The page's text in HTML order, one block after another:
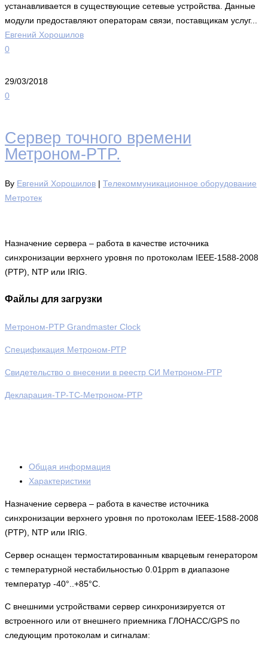
устанавливается в существующие сетевые устройства. Данные
модули предоставляют операторам связи, поставщикам услуг...
Евгений Хорошилов
0
29/03/2018
0
Сервер точного времени
Метроном-PTP.
By Евгений Хорошилов | Телекоммуникационное оборудование
Метротек
Назначение сервера – работа в качестве источника
синхронизации верхнего уровня по протоколам IEEE-1588-2008
(PTP), NTP или IRIG.
Файлы для загрузки
Метроном-PTP Grandmaster Clock
Спецификация Метроном-РТР
Свидетельство о внесении в реестр СИ Метроном-РТР
Декларация-ТР-ТС-Метроном-РТР
Общая информация
Характеристики
Назначение сервера – работа в качестве источника
синхронизации верхнего уровня по протоколам IEEE-1588-2008
(PTP), NTP или IRIG.
Сервер оснащен термостатированным кварцевым генератором
с температурной нестабильностью 0.01ppm в диапазоне
температур -40°..+85°C.
С внешними устройствами сервер синхронизируется от
встроенного или от внешнего приемника ГЛОНАСС/GPS по
следующим протоколам и сигналам: